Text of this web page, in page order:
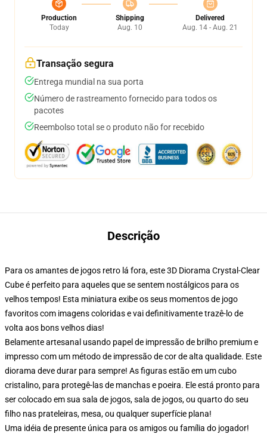
Production
Today
Shipping
Aug. 10
Delivered
Aug. 14 - Aug. 21
Transação segura
Entrega mundial na sua porta
Número de rastreamento fornecido para todos os
pacotes
Reembolso total se o produto não for recebido
Descrição
Para os amantes de jogos retro lá fora, este 3D Diorama Crystal-Clear
Cube é perfeito para aqueles que se sentem nostálgicos para os
velhos tempos! Esta miniatura exibe os seus momentos de jogo
favoritos com imagens coloridas e vai definitivamente trazê-lo de
volta aos bons velhos dias!
Belamente artesanal usando papel de impressão de brilho premium e
impresso com um método de impressão de cor de alta qualidade. Este
diorama deve durar para sempre! As figuras estão em um cubo
cristalino, para protegê-las de manchas e poeira. Ele está pronto para
ser colocado em sua sala de jogos, sala de jogos, ou quarto do seu
filho nas prateleiras, mesa, ou qualquer superfície plana!
Uma idéia de presente única para os amigos ou família do jogador!